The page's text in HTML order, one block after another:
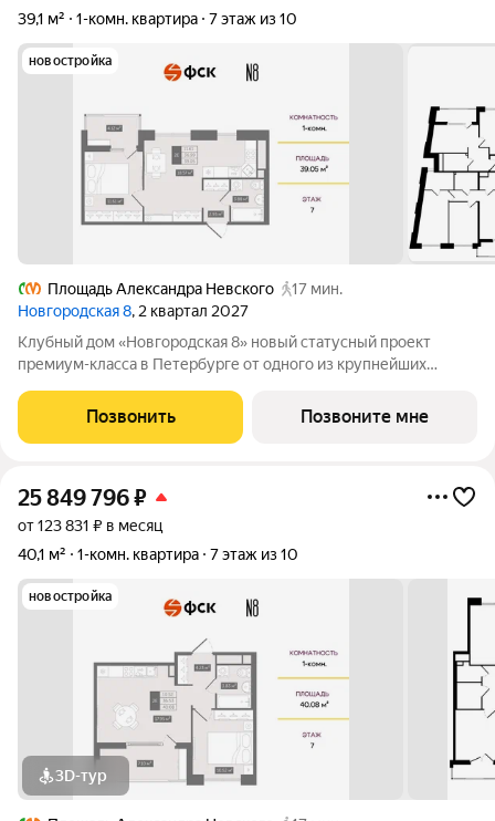
39,1 м²
1-комн. квартира 7 этаж из 10
новостройка
Площадь Александра Невского
17 мин.
Новгородская 8, 2 квартал 2027
Клубный дом «Новгородская 8» новый статусный проект
премиум-класса в Петербурге от одного из крупнейших
Новгородской улице в районе со сложившейся
инфраструктурой, в непосредственной близости
Позвонить Позвоните мне
25 849 796₽
от 123 831 ₽ в месяц
40,1 м²
1-комн. квартира 7 этаж из 10
новостройка
3D-тур